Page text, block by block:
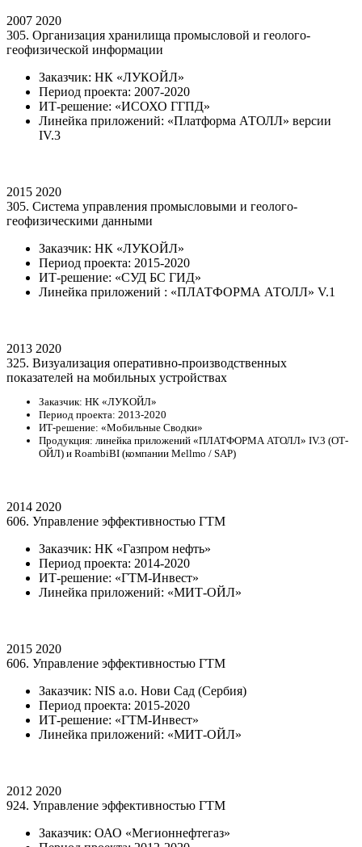
2007 2020
305. Организация хранилища промысловой и геолого-
геофизической информации
Заказчик: НК «ЛУКОЙЛ»
Период проекта: 2007-2020
ИТ-решение: «ИСОХО ГГПД»
Линейка приложений: «Платформа АТОЛЛ» версии
IV.3
2015 2020
305. Система управления промысловыми и геолого-
геофизическими данными
Заказчик: НК «ЛУКОЙЛ»
Период проекта: 2015-2020
ИТ-решение: «СУД БС ГИД»
Линейка приложений : «ПЛАТФОРМА АТОЛЛ» V.1
2013 2020
325. Визуализация оперативно-производственных
показателей на мобильных устройствах
Заказчик: НК «ЛУКОЙЛ»
Период проекта: 2013-2020
ИТ-решение: «Мобильные Сводки»
Продукция: линейка приложений «ПЛАТФОРМА АТОЛЛ» IV.3 (ОТ-
ОЙЛ) и RoambiBI (компании Mellmo / SAP)
2014 2020
606. Управление эффективностью ГТМ
Заказчик: НК «Газпром нефть»
Период проекта: 2014-2020
ИТ-решение: «ГТМ-Инвест»
Линейка приложений: «МИТ-ОЙЛ»
2015 2020
606. Управление эффективностью ГТМ
Заказчик: NIS а.о. Нови Сад (Сербия)
Период проекта: 2015-2020
ИТ-решение: «ГТМ-Инвест»
Линейка приложений: «МИТ-ОЙЛ»
2012 2020
924. Управление эффективностью ГТМ
Заказчик: ОАО «Мегионнефтегаз»